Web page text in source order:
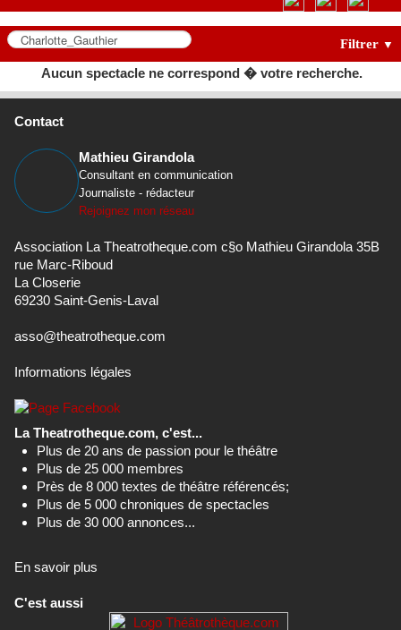
Filtrer ▼
Aucun spectacle ne correspond � votre recherche.
Contact
Mathieu Girandola
Consultant en communication
Journaliste - rédacteur
Rejoignez mon réseau
Association La Theatrotheque.com c§o Mathieu Girandola 35B
rue Marc-Riboud
La Closerie
69230 Saint-Genis-Laval
asso@theatrotheque.com
Informations légales
La Theatrotheque.com, c'est...
Plus de 20 ans de passion pour le théâtre
Plus de 25 000 membres
Près de 8 000 textes de théâtre référencés;
Plus de 5 000 chroniques de spectacles
Plus de 30 000 annonces...
En savoir plus
C'est aussi